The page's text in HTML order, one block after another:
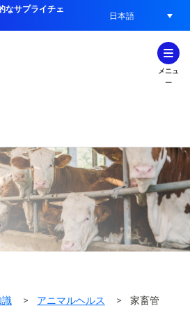
なサプライチェ
日本語
メニュ
ー
識 > アニマルヘルス >
家畜管